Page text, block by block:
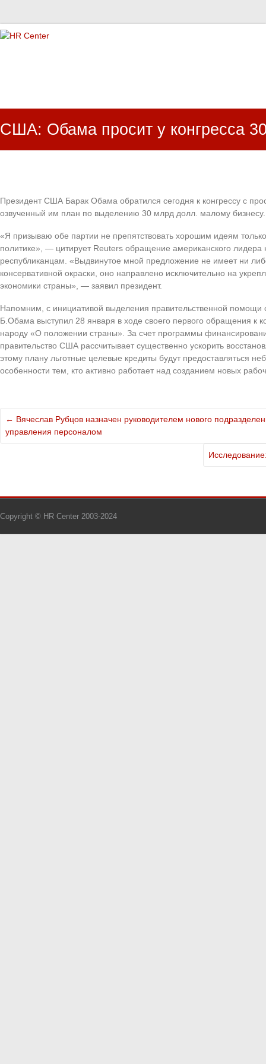
США: Обама просит у конгресса
Президент США Барак Обама обратился сегодня к конгрессу с
озвученный им план по выделению 30 млрд долл. малому бизнесу.
«Я призываю обе партии не препятствовать хорошим идеям
политике», — цитирует Reuters обращение американского лидера
республиканцам. «Выдвинутое мной предложение не имеет ни
консервативной окраски, оно направлено исключительно на
экономики страны», — заявил президент.
Напомним, с инициативой выделения правительственной помощи
Б.Обама выступил 28 января в ходе своего первого обращения к
народу «О положении страны». За счет программы
правительство США рассчитывает существенно ускорить
этому плану льготные целевые кредиты будут предоставляться
особенности тем, кто активно работает над созданием новых
← Вячеслав Рубцов назначен руководителем нового
управления персоналом
Copyright © HR Center 2003-2024